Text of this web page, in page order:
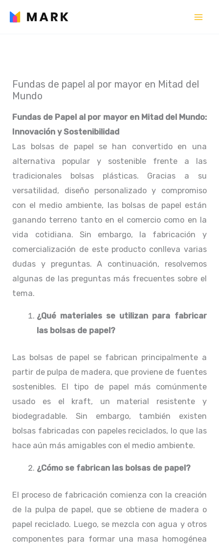
Fundas de papel al por mayor en Mitad del
Mundo
Fundas de Papel al por mayor en Mitad del Mundo:
Innovación y Sostenibilidad
Las bolsas de papel se han convertido en una
alternativa popular y sostenible frente a las
tradicionales bolsas plásticas. Gracias a su
versatilidad, diseño personalizado y compromiso
con el medio ambiente, las bolsas de papel están
ganando terreno tanto en el comercio como en la
vida cotidiana. Sin embargo, la fabricación y
comercialización de este producto conlleva varias
dudas y preguntas. A continuación, resolvemos
algunas de las preguntas más frecuentes sobre el
tema.
¿Qué materiales se utilizan para fabricar
las bolsas de papel?
Las bolsas de papel se fabrican principalmente a
partir de pulpa de madera, que proviene de fuentes
sostenibles. El tipo de papel más comúnmente
usado es el kraft, un material resistente y
biodegradable. Sin embargo, también existen
bolsas fabricadas con papeles reciclados, lo que las
hace aún más amigables con el medio ambiente.
¿Cómo se fabrican las bolsas de papel?
El proceso de fabricación comienza con la creación
de la pulpa de papel, que se obtiene de madera o
papel reciclado. Luego, se mezcla con agua y otros
componentes para formar una masa homogénea